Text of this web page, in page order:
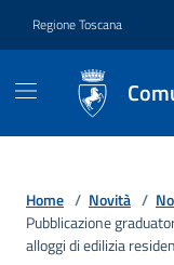
Regione Toscana
Home / Novità /
Pubblicazione
alloggi di edilizia